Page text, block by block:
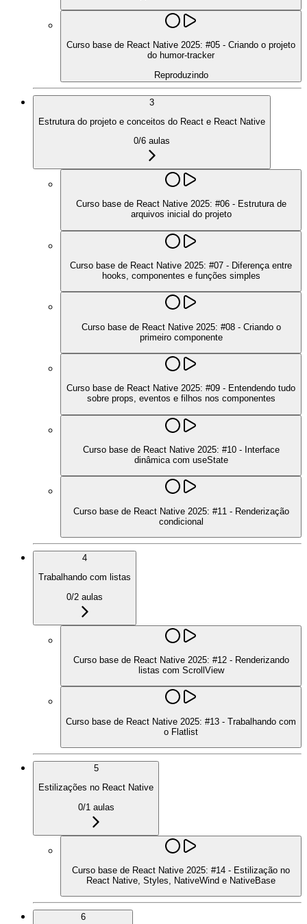
Curso base de React Native 2025: #05 - Criando o projeto
do humor-tracker
Reproduzindo
3
Estrutura do projeto e conceitos do React e React Native
0/6 aulas
Curso base de React Native 2025: #06 - Estrutura de
arquivos inicial do projeto
Curso base de React Native 2025: #07 - Diferença entre
hooks, componentes e funções simples
Curso base de React Native 2025: #08 - Criando o
primeiro componente
Curso base de React Native 2025: #09 - Entendendo tudo
sobre props, eventos e filhos nos componentes
Curso base de React Native 2025: #10 - Interface
dinâmica com useState
Curso base de React Native 2025: #11 - Renderização
condicional
4
Trabalhando com listas
0/2 aulas
Curso base de React Native 2025: #12 - Renderizando
listas com ScrollView
Curso base de React Native 2025: #13 - Trabalhando com
o Flatlist
5
Estilizações no React Native
0/1 aulas
Curso base de React Native 2025: #14 - Estilização no
React Native, Styles, NativeWind e NativeBase
6